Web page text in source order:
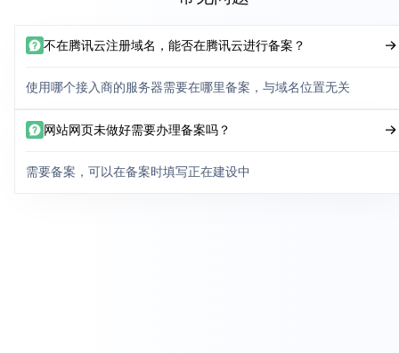
不在腾讯云注册域名，能否在腾讯云进行备案？
使用哪个接入商的服务器需要在哪里备案，与域名位置无关
网站网页未做好需要办理备案吗？
需要备案，可以在备案时填写正在建设中